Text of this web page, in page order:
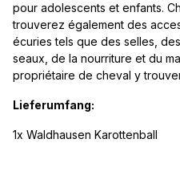
pour adolescents et enfants.
trouverez également des
écuries tels que des selles,
seaux, de la nourriture et du
propriétaire de cheval y
Lieferumfang:
1x Waldhausen Karottenball